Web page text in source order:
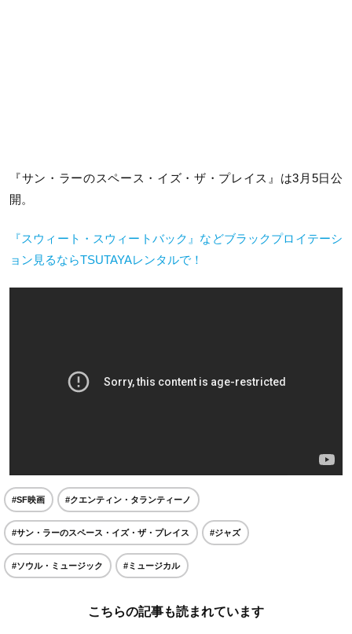
『サン・ラーのスペース・イズ・ザ・プレイス』は3月5日公
開。
『スウィート・スウィートバック』などブラックプロイテーシ
ョン見るならTSUTAYAレンタルで！
#SF映画 #クエンティン・タランティーノ
#サン・ラーのスペース・イズ・ザ・プレイス #ジャズ
#ソウル・ミュージック #ミュージカル
こちらの記事も読まれています